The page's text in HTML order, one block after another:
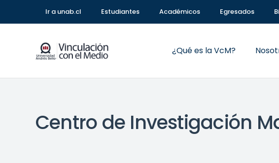
Ir a unab.cl Estudiantes Académicos Egresados
¿Qué es la VcM?
Centro de Investigación